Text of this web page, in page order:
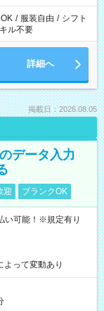
/ 服装自由 / シフト
ル不要
詳細へ
掲載日：2026.08.05
データ入力
迎 ブランクOK
い可能！※規定有り
って変動あり